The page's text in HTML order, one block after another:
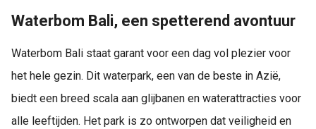
Waterbom Bali, een spetterend avontuur
Waterbom Bali staat garant voor een dag vol plezier voor
het hele gezin. Dit waterpark, een van de beste in Azië,
biedt een breed scala aan glijbanen en waterattracties voor
alle leeftijden. Het park is zo ontworpen dat veiligheid en